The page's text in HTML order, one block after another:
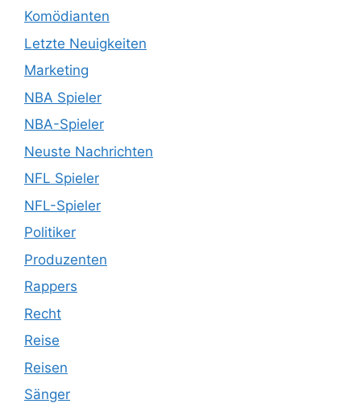
Komödianten
Letzte Neuigkeiten
Marketing
NBA Spieler
NBA-Spieler
Neuste Nachrichten
NFL Spieler
NFL-Spieler
Politiker
Produzenten
Rappers
Recht
Reise
Reisen
Sänger